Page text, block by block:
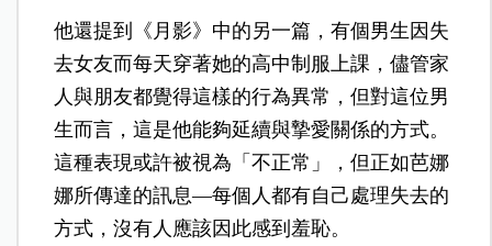
他還提到《月影》中的另一篇，有個男生因失
去女友而每天穿著她的高中制服上課，儘管家
人與朋友都覺得這樣的行為異常，但對這位男
生而言，這是他能夠延續與摯愛關係的方式。
這種表現或許被視為「不正常」，但正如芭娜
娜所傳達的訊息—每個人都有自己處理失去的
方式，沒有人應該因此感到羞恥。